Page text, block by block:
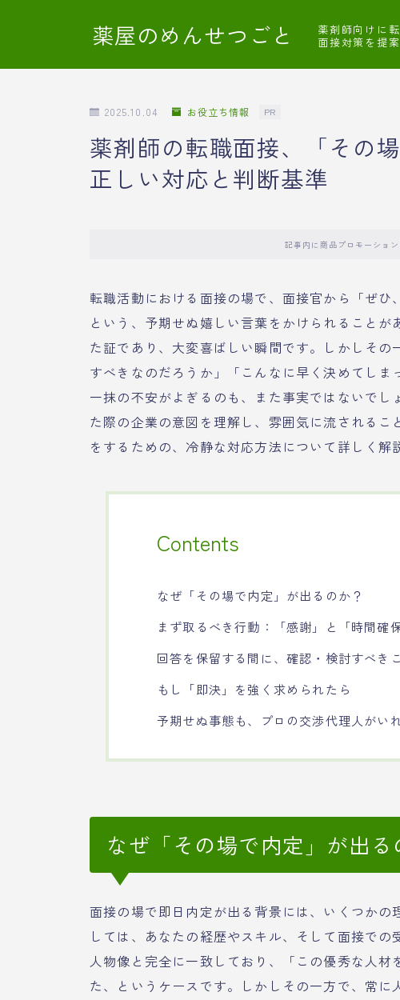
薬屋のめんせつごと
薬剤師向けに
面接対策を提案
2025.10.04 お役立ち情報 PR
薬剤師の転職面接、「その
正しい対応と判断基準
記事内に商品プロモーショ
転職活動における面接の場で、面接官から「ぜひ
という、予期せぬ嬉しい言葉をかけられること
た証であり、大変喜ばしい瞬間です。しかしそ
すべきなのだろうか」「こんなに早く決めてし
一抹の不安がよぎるのも、また事実ではないで
た際の企業の意図を理解し、雰囲気に流される
をするための、冷静な対応方法について詳しく解
Contents
なぜ「その場で内定」が出るのか？
まず取るべき行動：「感謝」と「時間確
回答を保留する間に、確認・検討すべき
もし「即決」を強く求められたら
予期せぬ事態も、プロの交渉代理人がい
なぜ「その場で内定」が出る
面接の場で即日内定が出る背景には、いくつか
しては、あなたの経歴やスキル、そして面接で
人物像と完全に一致しており、「この優秀な人
た、というケースです。しかしその一方で、常